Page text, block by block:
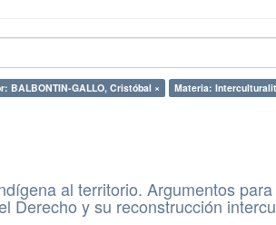
BALBONTIN-GALLO, Cristóbal × Materia:
al territorio. Argumentos
Derecho y su reconstrucción